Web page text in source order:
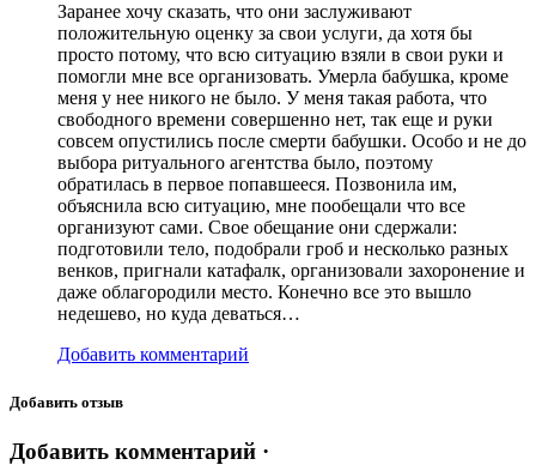
Заранее хочу сказать, что они заслуживают
положительную оценку за свои услуги, да хотя бы
просто потому, что всю ситуацию взяли в свои руки и
помогли мне все организовать. Умерла бабушка, кроме
меня у нее никого не было. У меня такая работа, что
свободного времени совершенно нет, так еще и руки
совсем опустились после смерти бабушки. Особо и не до
выбора ритуального агентства было, поэтому
обратилась в первое попавшееся. Позвонила им,
объяснила всю ситуацию, мне пообещали что все
организуют сами. Свое обещание они сдержали:
подготовили тело, подобрали гроб и несколько разных
венков, пригнали катафалк, организовали захоронение и
даже облагородили место. Конечно все это вышло
недешево, но куда деваться…
Добавить комментарий
Добавить отзыв
Добавить комментарий ·